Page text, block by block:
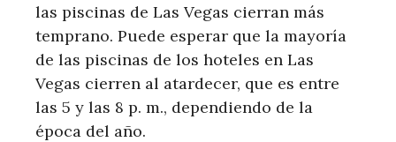
las piscinas de Las Vegas cierran más
temprano. Puede esperar que la mayoría
de las piscinas de los hoteles en Las
Vegas cierren al atardecer, que es entre
las 5 y las 8 p. m., dependiendo de la
época del año.